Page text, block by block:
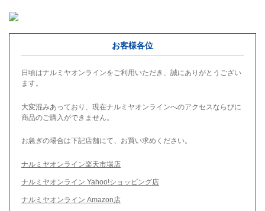
お客様各位
日頃はナルミヤオンラインをご利用いただき、誠にありがとうござい
ます。
大変混みあっており、現在ナルミヤオンラインへのアクセスならびに
商品のご購入ができません。
お急ぎの場合は下記店舗にて、お買い求めください。
ナルミヤオンライン楽天市場店
ナルミヤオンライン Yahoo!ショッピング店
ナルミヤオンライン Amazon店